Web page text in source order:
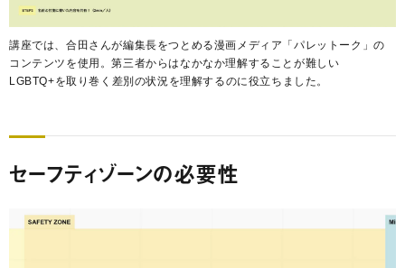
講座では、合田さんが編集長をつとめる漫画メディア「パレットーク 」の
コンテンツを使用。第三者からはなかなか理解することが難しい
LGBTQ+を取り巻く差別の状況を理解するのに役立ちました。
セーフティゾーンの必要性